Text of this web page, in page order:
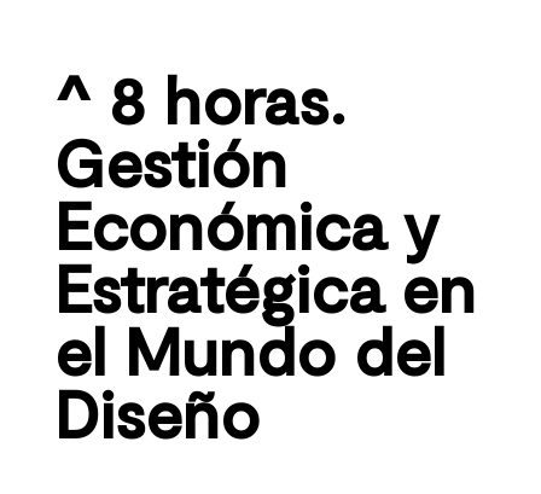
^ 8 horas.
Gestión
Económica y
Estratégica en
el Mundo del
Diseño